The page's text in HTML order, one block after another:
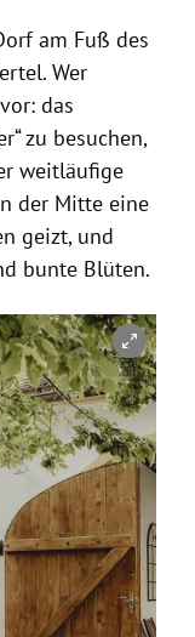
am Fuß des
Wer
das
zu besuchen,
weitläufige
der Mitte eine
geizt, und
bunte Blüten.